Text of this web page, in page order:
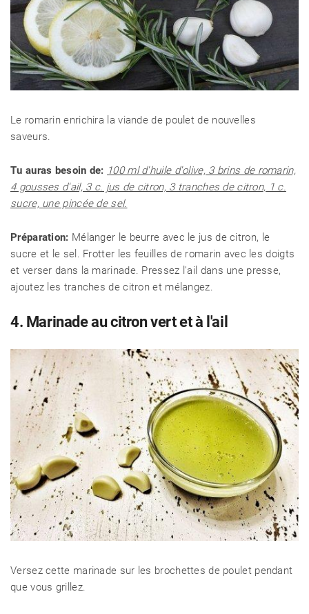
Le romarin enrichira la viande de poulet de nouvelles
saveurs.
Tu auras besoin de: 100 ml d'huile d'olive, 3 brins de romarin,
4 gousses d'ail, 3 c. jus de citron, 3 tranches de citron, 1 c.
sucre, une pincée de sel.
Préparation: Mélanger le beurre avec le jus de citron, le
sucre et le sel. Frotter les feuilles de romarin avec les doigts
et verser dans la marinade. Pressez l'ail dans une presse,
ajoutez les tranches de citron et mélangez.
4. Marinade au citron vert et à l'ail
Versez cette marinade sur les brochettes de poulet pendant
que vous grillez.
CÉLÉBRITÉS
LA BEAUTÉ
MODE DE VIE
MAISON ET FAMILLE
RECETTES
CHALET D'ÉTÉ ET JARDIN